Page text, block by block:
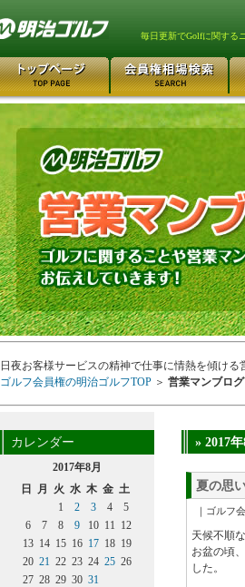
毎日更新でGolfに関する
日夜お客様サービスの精神で仕事に情熱を傾け
ゴルフ会員権の明治ゴルフTOP ＞ 営業マンブロ
» 2017年
夏の思
｜ゴルフ
天候不順
お盆の頃
した。
カレンダー
2017年8月
日
月 火 水 木 金 土
1 2 3 4
5
6
7 8 9 10 11 12
13 14 15 16 17 18 19
20 21 22 23 24 25 26
27 28 29 30 31